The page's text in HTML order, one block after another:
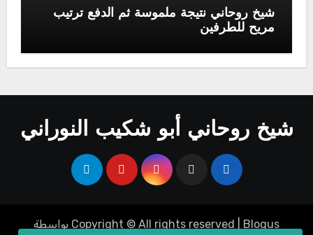
شيخ روحاني نتيجة ملموسة ثم الدفع ترتيب
مريح للطرفين
شيخ روحاني أبو شكيب النوراني
Copyright © All rights reserved Blogus
بواسطة